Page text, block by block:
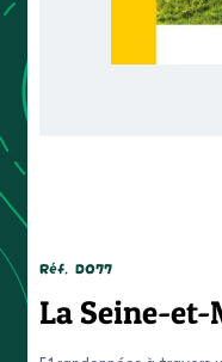
Réf. D077
La Seine-